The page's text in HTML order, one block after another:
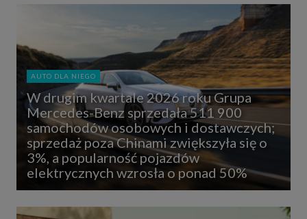
AUTO DLA NIEGO
W drugim kwartale 2026 roku Grupa
Mercedes-Benz sprzedała 511 900
samochodów osobowych i dostawczych;
sprzedaż poza Chinami zwiększyła się o
3%, a popularność pojazdów
elektrycznych wzrosła o ponad 50%